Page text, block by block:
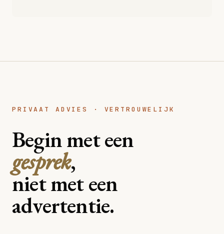
PRIVAAT ADVIES · VERTROUWELIJK
Begin met een
gesprek,
niet met een
advertentie.